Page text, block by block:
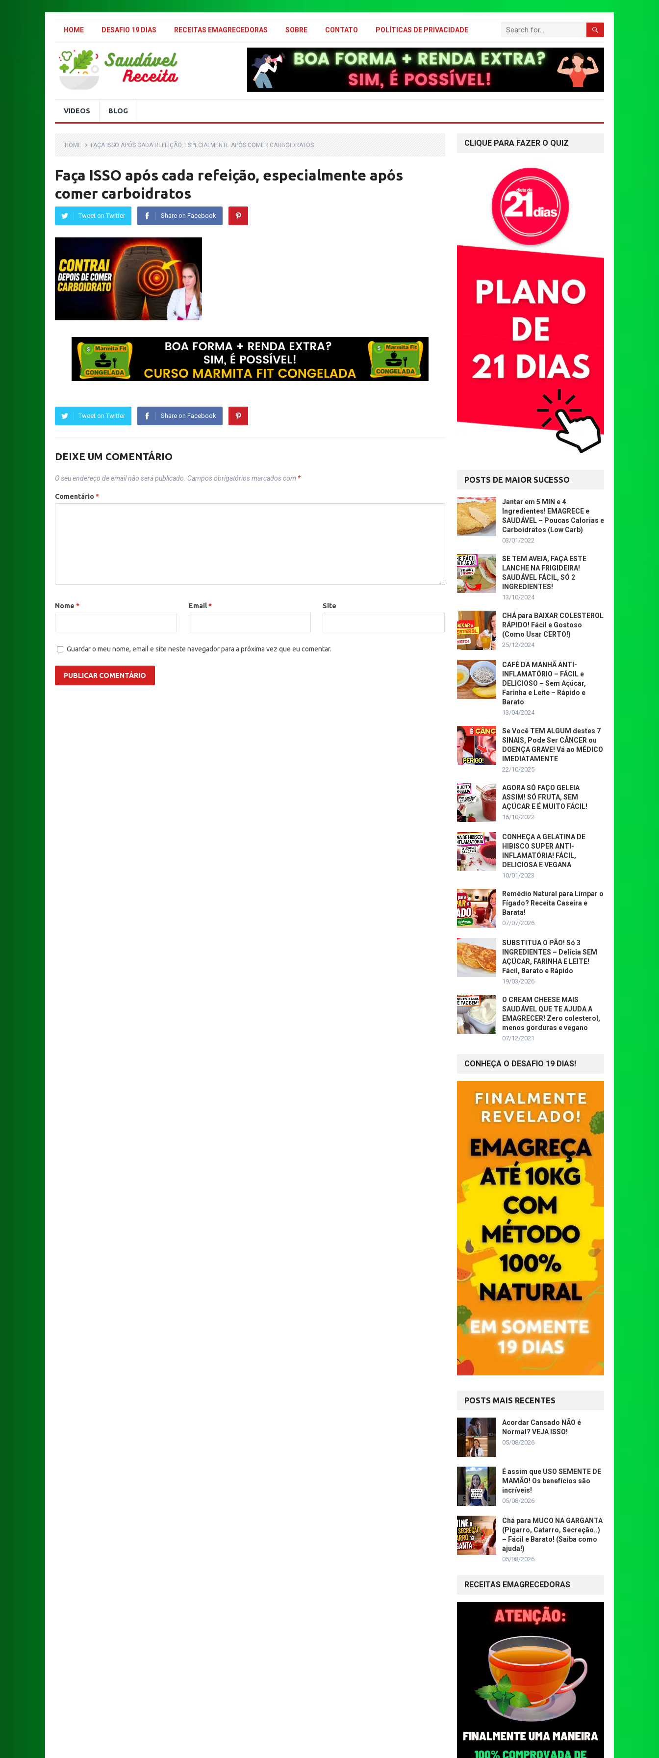
.
HOME DESAFIO 19 DIAS RECEITAS EMAGRECEDORAS SOBRE CONTATO POLÍTICAS DE PRIVACIDADE
VIDEOS BLOG
HOME FAÇA ISSO APÓS CADA REFEIÇÃO, ESPECIALMENTE APÓS COMER CARBOIDRATOS
Faça ISSO após cada refeição, especialmente após
comer carboidratos
Tweet on Twitter Share on Facebook
Tweet on Twitter Share on Facebook
DEIXE UM COMENTÁRIO
O seu endereço de email não será publicado. Campos obrigatórios marcados com *
Comentário *
Nome * Email* Site
Guardar o meu nome, email e site neste navegador para a próxima vez que eu comentar.
CLIQUE PARA FAZER O QUIZ
POSTS DE MAIOR SUCESSO
Jantar em 5 MIN e 4
Ingredientes! EMAGRECE e
SAUDÁVEL – Poucas Calorias e
Carboidratos (Low Carb)
03/01/2022
SE TEM AVEIA, FAÇA ESTE
LANCHE NA FRIGIDEIRA!
SAUDÁVEL FÁCIL, SÓ 2
INGREDIENTES!
13/10/2024
CHÁ para BAIXAR COLESTEROL
RÁPIDO! Fácil e Gostoso
(Como Usar CERTO!)
25/12/2024
CAFÉ DA MANHÃ ANTI-
INFLAMATÓRIO – FÁCIL e
DELICIOSO – Sem Açúcar,
Farinha e Leite – Rápido e
Barato
13/04/2024
Se Você TEM ALGUM destes 7
SINAIS, Pode Ser CÂNCER ou
DOENÇA GRAVE! Vá ao MÉDICO
IMEDIATAMENTE
22/10/2025
AGORA SÓ FAÇO GELEIA
ASSIM! SÓ FRUTA, SEM
AÇÚCAR E É MUITO FÁCIL!
16/10/2022
CONHEÇA A GELATINA DE
HIBISCO SUPER ANTI-
INFLAMATÓRIA! FÁCIL,
DELICIOSA E VEGANA
10/01/2023
Remédio Natural para Limpar o
Fígado? Receita Caseira e
Barata!
07/07/2026
SUBSTITUA O PÃO! Só 3
INGREDIENTES – Delícia SEM
AÇÚCAR, FARINHA E LEITE!
Fácil, Barato e Rápido
19/03/2026
O CREAM CHEESE MAIS
SAUDÁVEL QUE TE AJUDA A
EMAGRECER! Zero colesterol,
menos gorduras e vegano
07/12/2021
CONHEÇA O DESAFIO 19 DIAS!
POSTS MAIS RECENTES
Acordar Cansado NÃO é
Normal? VEJA ISSO!
05/08/2026
É assim que USO SEMENTE DE
MAMÃO! Os benefícios são
incríveis!
05/08/2026
Chá para MUCO NA GARGANTA
(Pigarro, Catarro, Secreção..)
– Fácil e Barato! (Saiba como
ajuda!)
05/08/2026
RECEITAS EMAGRECEDORAS